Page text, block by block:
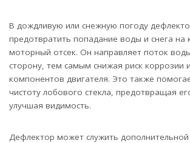
В дождливую или снежную погоду
предотвратить попадание воды и снега на
моторный отсек. Он направляет поток
сторону, тем самым снижая риск коррозии
компонентов двигателя. Это также
чистоту лобового стекла, предотвращая
улучшая видимость.
Дефлектор может служить